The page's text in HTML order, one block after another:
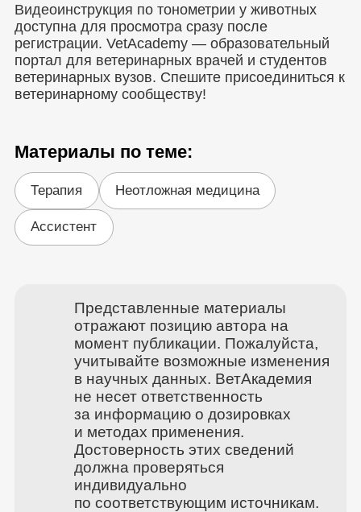
Видеоинструкция по тонометрии у животных
доступна для просмотра сразу после
регистрации. VetAcademy ― образовательный
портал для ветеринарных врачей и студентов
ветеринарных вузов. Спешите присоединиться к
ветеринарному сообществу!
Материалы по теме:
Терапия Неотложная медицина
Ассистент
Представленные материалы
отражают позицию автора на
момент публикации. Пожалуйста,
учитывайте возможные изменения
в научных данных. ВетАкадемия
не несет ответственность
за информацию о дозировках
и методах применения.
Достоверность этих сведений
должна проверяться
индивидуально
по соответствующим источникам.